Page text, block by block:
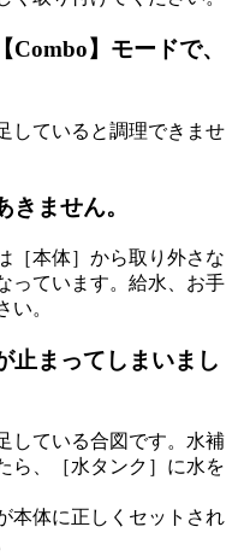
Combo】モードで、
していると調理できませ
きません。
［本体］から取り外さな
っています。給水、お手
い。
止まってしまいまし
している合図です。水補
ら、［水タンク］に水を
本体に正しくセットされ